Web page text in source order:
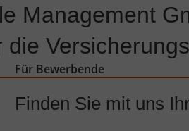
Management
Für Bewerbende
Finden Sie mit uns